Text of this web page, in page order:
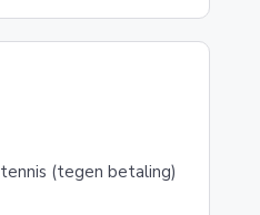
tennis (tegen betaling)